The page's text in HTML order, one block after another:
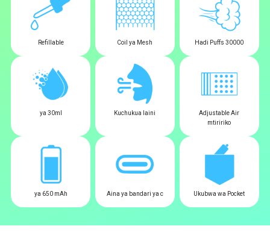
Refillable Coil ya Mesh Hadi Puffs 30000
ya 30ml Kuchukua laini
Adjustable Air
mtiririko
ya 650 mAh Aina ya bandari ya c Ukubwa wa Pocket